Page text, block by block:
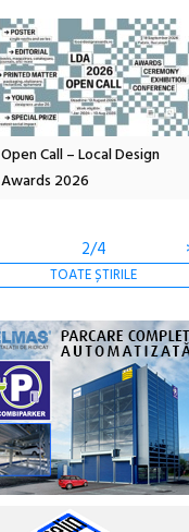
Open Call – Local Design
Awards 2026
2/4
TOATE ȘTIRILE